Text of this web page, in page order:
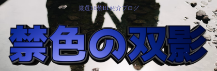
厳選18禁BL紹介ブログ